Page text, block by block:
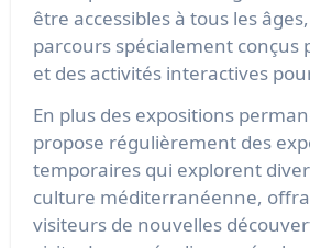
être accessibles à tous les
parcours spécialement conçus
et des activités interactives
En plus des expositions
propose régulièrement des
temporaires qui explorent
culture méditerranéenne,
visiteurs de nouvelles